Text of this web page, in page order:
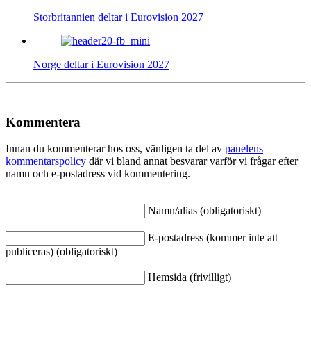
Storbritannien deltar i Eurovision 2027
Norge deltar i Eurovision 2027
Kommentera
Innan du kommenterar hos oss, vänligen ta del av panelens
kommentarspolicy där vi bland annat besvarar varför vi frågar efter
namn och e-postadress vid kommentering.
Namn/alias (obligatoriskt)
E-postadress (kommer inte att
publiceras) (obligatoriskt)
Hemsida (frivilligt)